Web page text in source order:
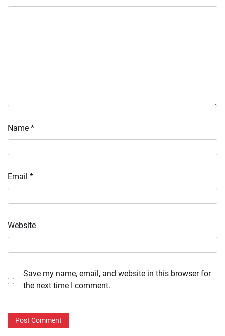
Name *
Email *
Website
Save my name, email, and website in this browser for
the next time I comment.